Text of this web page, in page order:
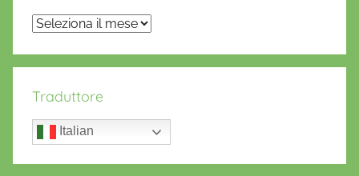
Archivi
Traduttore
Italian